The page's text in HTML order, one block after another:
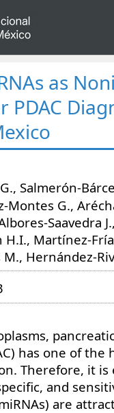
as
PDAC
Salmerón-
Montes G.,
Saavedra
H.I., Martínez-
Hernández-
has one of
Therefore, it is
and
are